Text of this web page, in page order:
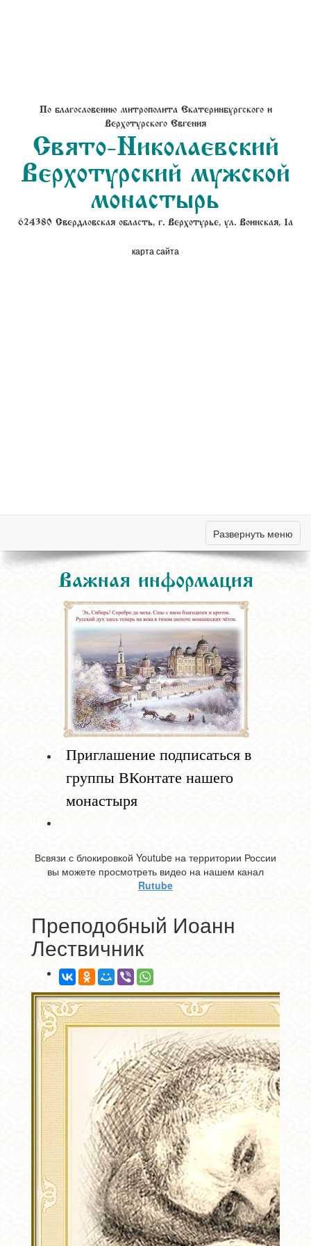
По благословению митрополита Екатеринбургского и
Верхотурского Евгения
Свято-Николаевский
Верхотурский мужской
монастырь
624380 Свердловская область, г. Верхотурье, ул. Воинская, 1а
карта сайта
Развернуть меню
Важная информация
Приглашение подписаться в
группы ВКонтате нашего
монастыря
Всвязи с блокировкой Youtube на территории России
вы можете просмотреть видео на нашем канал
Rutube
Преподобный Иоанн
Лествичник